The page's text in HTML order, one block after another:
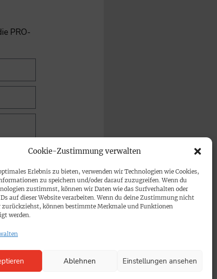
Cookie-Zustimmung verwalten
Erlebnis zu bieten, verwenden wir Technologien wie Cookies,
zu speichern und/oder darauf zuzugreifen. Wenn du
zustimmst, können wir Daten wie das Surfverhalten oder
auf dieser Website verarbeiten. Wenn du deine Zustimmung nicht
zurückziehst, können bestimmte Merkmale und Funktionen
werden.
Ablehnen Einstellungen ansehen
PRO-